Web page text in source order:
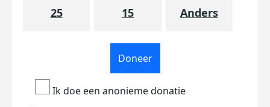
25 15 Anders
Doneer
Ik doe een anonieme donatie